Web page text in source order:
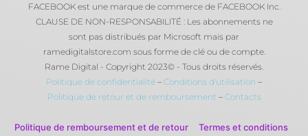
FACEBOOK est une marque de commerce de FACEBOOK Inc.
CLAUSE DE NON-RESPONSABILITÉ : Les abonnements ne
sont pas distribués par Microsoft mais par
ramedigitalstore.com sous forme de clé ou de compte.
Rame Digital - Copyright 2023© - Tous droits réservés.
Politique de confidentialité – Conditions d'utilisation –
Politique de retour et de remboursement – Contacts
Politique de remboursement et de retour Termes et conditions